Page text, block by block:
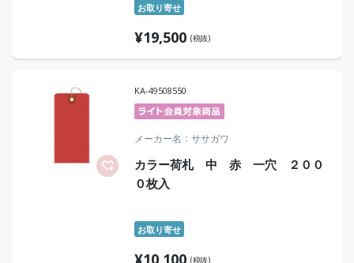
お取り寄せ
¥19,500 (税抜)
KA-49508550
メーカー名 ササガワ
カラー荷札 中 赤 一穴 ２００
０枚入
お取り寄せ
¥10,100 (税抜)